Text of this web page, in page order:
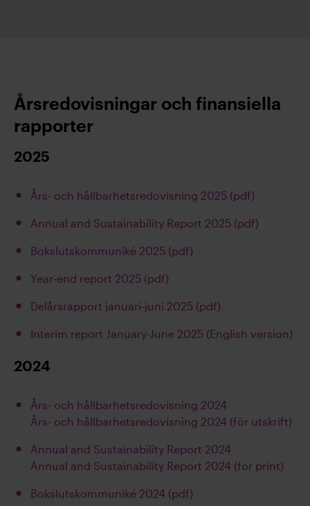
Årsredovisningar och finansiella
rapporter
2025
Års- och hållbarhetsredovisning 2025 (pdf)
Annual and Sustainability Report 2025 (pdf)
Bokslutskommuniké 2025 (pdf)
Year-end report 2025 (pdf)
Delårsrapport januari-juni 2025 (pdf)
Interim report January-June 2025 (English version)
2024
Års- och hållbarhetsredovisning 2024
Års- och hållbarhetsredovisning 2024 (för utskrift)
Annual and Sustainability Report 2024
Annual and Sustainability Report 2024 (for print)
Bokslutskommuniké 2024 (pdf)